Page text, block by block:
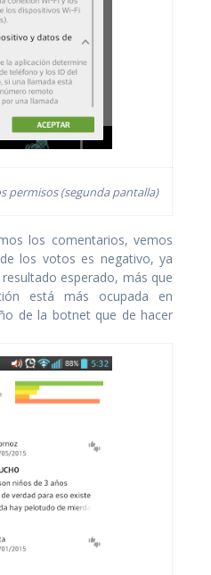
permisos (segunda pantalla)
los comentarios, vemos
los votos es negativo, ya
esperado, más que
está más ocupada en
de la botnet que de hacer